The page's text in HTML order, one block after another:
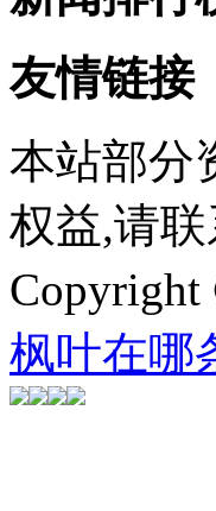
友情链接
本站部分
权益,请
枫叶在哪